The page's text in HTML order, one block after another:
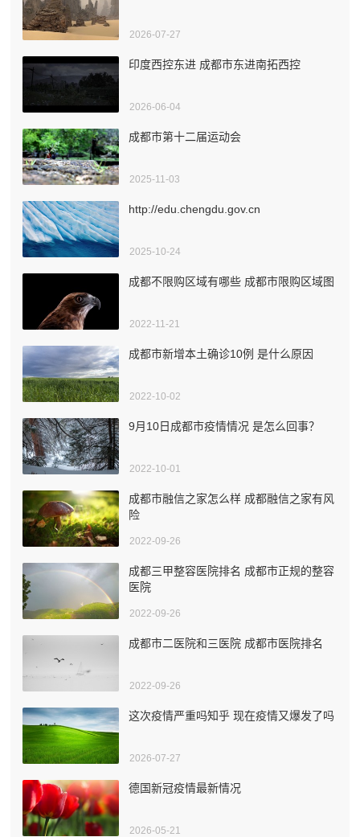
2026-07-27
印度西控东进 成都市东进南拓西控
2026-06-04
成都市第十二届运动会
2025-11-03
http://edu.chengdu.gov.cn
2025-10-24
成都不限购区域有哪些 成都市限购区域图
2022-11-21
成都市新增本土确诊10例 是什么原因
2022-10-02
9月10日成都市疫情情况 是怎么回事？
2022-10-01
成都市融信之家怎么样 成都融信之家有风
险
2022-09-26
成都三甲整容医院排名 成都市正规的整容
医院
2022-09-26
成都市二医院和三医院 成都市医院排名
2022-09-26
这次疫情严重吗知乎 现在疫情又爆发了吗
2026-07-27
德国新冠疫情最新情况
2026-05-21